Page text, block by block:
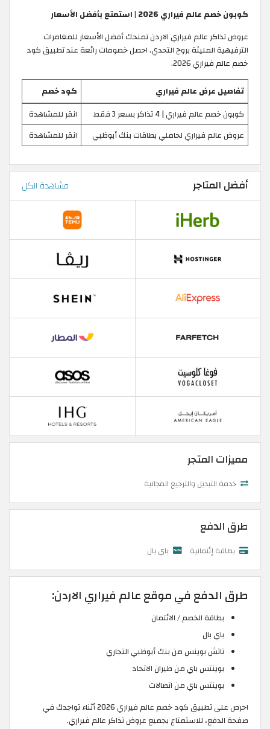
كوبون خصم عالم فيراري 2026 | استمتع بأفضل الأسعار
عروض تذاكر عالم فيراري الاردن تمنحك أفضل الأسعار للمغامرات
الترفيهية المليئة بروح التحدي. احصل خصومات رائعة عند تطبيق كود
خصم عالم فيراري 2026.
تفاصيل عرض عالم فيراري
كود خصم
كوبون خصم عالم فيراري | 4 تذاكر بسعر 3 فقط
انقر للمشاهدة
عروض عالم فيراري لحاملي بطاقات بنك أبوظبي
انقر للمشاهدة
أفضل المتاجر مشاهدة الكل
مميزات المتجر
خدمة التبديل والترجيع المجانية
طرق الدفع
بطاقة إئتمانية باي بال
طرق الدفع في موقع عالم فيراري الاردن:
بطاقة الخصم / الائتمان
باي بال
تاتش بوينس من بنك أبوظبي التجاري
بوينتس باي من طيران الاتحاد
بوينتس باي من اتصالات
احرص على تطبيق كود خصم عالم فيراري 2026 أثناء تواجدك في
صفحة الدفع، للاستمتاع بجميع عروض تذاكر عالم فيراري.